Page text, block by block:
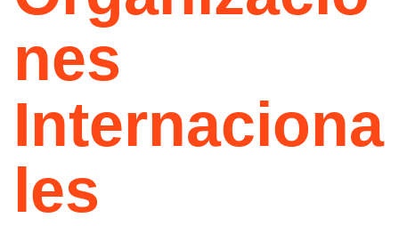
nes
Internaciona
les